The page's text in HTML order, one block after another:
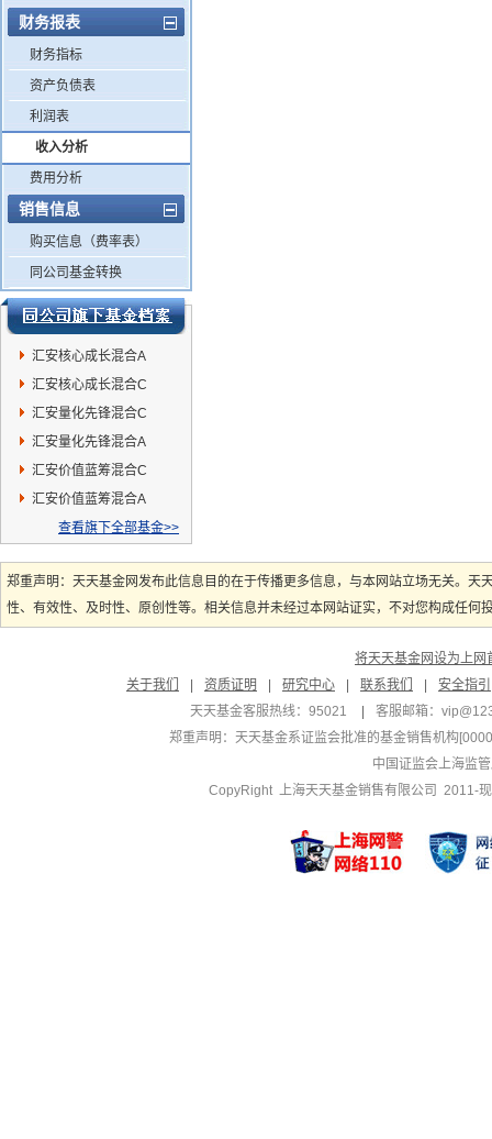
财务报表
财务指标
资产负债表
利润表
收入分析
费用分析
销售信息
购买信息（费率表）
同公司基金转换
汇安核心成长混合A
汇安核心成长混合C
汇安量化先锋混合C
汇安量化先锋混合A
汇安价值蓝筹混合C
汇安价值蓝筹混合A
查看旗下全部基金>>
郑重声明：天天基金网发布此信息目的在于传播更多信息，与本网站立场无关。
性、有效性、及时性、原创性等。相关信息并未经过本网站证实，不对您构成任
将天天基金网设为上网
关于我们
资质证明 研究中心 联系我们
安全指引
天天基金客服热线：95021
客服邮箱：
郑重声明： 天天基金系证监会批准的基金销售机构
中国证监会上海监
CopyRight 上海天天基金销售有限公司 2011-